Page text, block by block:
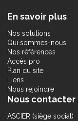
En savoir plus
Nos solutions
Qui sommes-nous
Nos références
Accès pro
Plan du site
Liens
Nous rejoindre
Nous contacter
ASCIER (siège social)